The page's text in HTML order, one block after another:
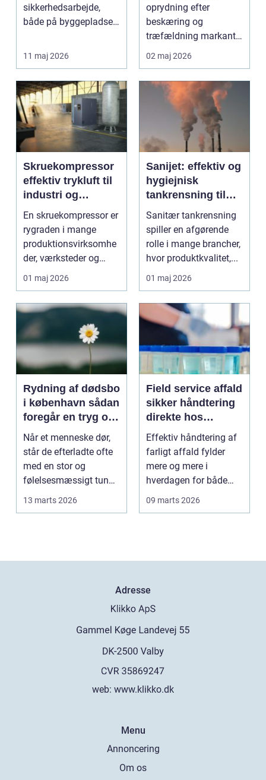
sikkerhedsarbejde,
både på byggepladser,
11 maj 2026
oprydning efter
beskæring og
træfældning markant
lettere. I stedet for at
bruge we...
02 maj 2026
Skruekompressor
effektiv trykluft til
industri og
værksted
En skruekompressor er
rygraden i mange
produktionsvirksomhe
der, værksteder og
autohuse. Den leverer
01 maj 2026
Sanijet: effektiv og
hygiejnisk
tankrensning til
krævende
industrier
Sanitær tankrensning
spiller en afgørende
rolle i mange brancher,
hvor produktkvalitet,...
01 maj 2026
Rydning af dødsbo
i københavn sådan
foregår en tryg og
effektiv proces
Når et menneske dør,
står de efterladte ofte
med en stor og
følelsesmæssigt tung
opgave: at få rydde...
13 marts 2026
Field service affald
sikker håndtering
direkte hos
virksomheden
Effektiv håndtering af
farligt affald fylder
mere og mere i
hverdagen for både
produktionsvirksomhe
09 marts 2026
Adresse
web: www.klikko.dk
Menu
Annoncering
Om os